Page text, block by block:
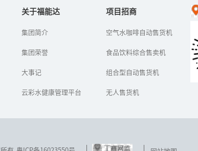
市民越来越注意饮
越多。就算家里不
净水器上打水。那
2016年又将是中国航天事
长征七号/五号火箭首发、
射、神舟十一号飞船上发
关于福能达
集团简介
集团荣誉
大事记
云彩水健康管理平台
项目招商
空气水咖啡自动售货机
食品饮料综合售卖机
组合型自动售货机
无人售货机